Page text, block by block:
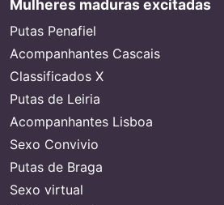
Mulheres maduras excitadas
Putas Penafiel
Acompanhantes Cascais
Classificados X
Putas de Leiria
Acompanhantes Lisboa
Sexo Convivio
Putas de Braga
Sexo virtual